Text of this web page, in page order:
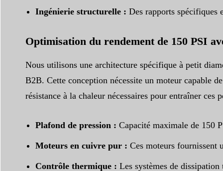
Ingénierie structurelle : Des rapports spécifiques
Optimisation du rendement de 150 PSI
Nous utilisons une architecture spécifique à petit
B2B. Cette conception nécessite un moteur capable
résistance à la chaleur nécessaires pour entraîner ces
Plafond de pression : Capacité maximale de 150
Moteurs en cuivre pur : Ces moteurs fournissent
Contrôle thermique : Les systèmes de